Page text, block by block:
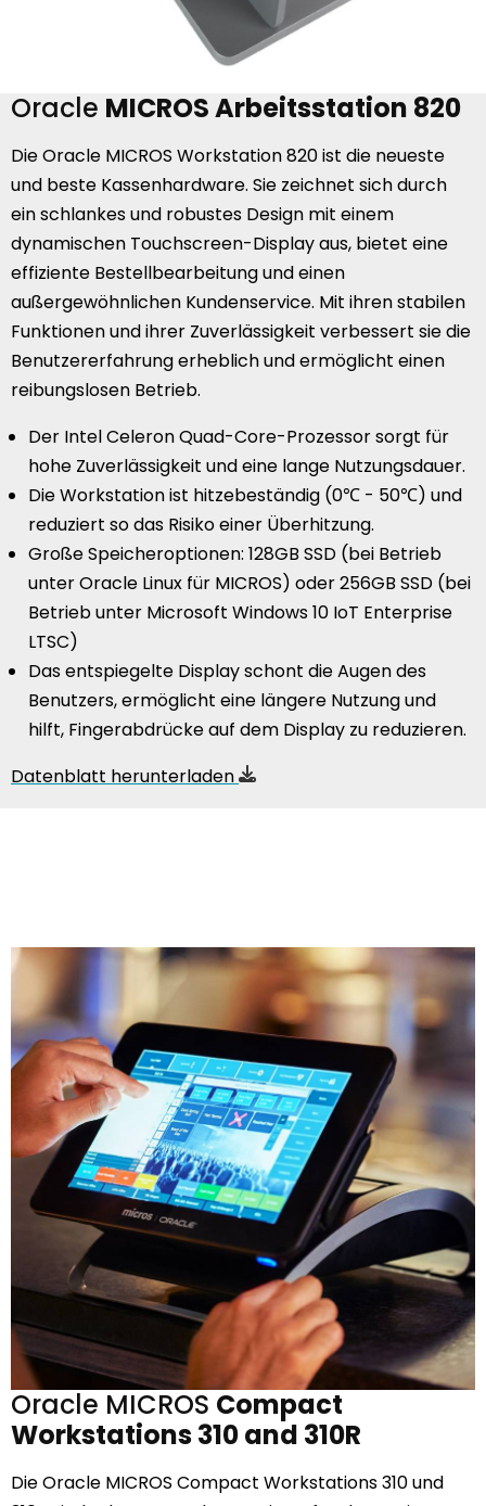
Oracle MICROSArbeitsstation 820
Die Oracle MICROS Workstation 820 ist die neueste
und beste Kassenhardware. Sie zeichnet sich durch
ein schlankes und robustes Design mit einem
dynamischen Touchscreen-Display aus, bietet eine
effiziente Bestellbearbeitung und einen
außergewöhnlichen Kundenservice. Mit ihren stabilen
Funktionen und ihrer Zuverlässigkeit verbessert sie die
Benutzererfahrung erheblich und ermöglicht einen
reibungslosen Betrieb.
Der Intel Celeron Quad-Core-Prozessor sorgt für
hohe Zuverlässigkeit und eine lange Nutzungsdauer.
Die Workstation ist hitzebeständig (0℃ - 50℃) und
reduziert so das Risiko einer Überhitzung.
Große Speicheroptionen: 128GB SSD (bei Betrieb
unter Oracle Linux für MICROS) oder 256GB SSD (bei
Betrieb unter Microsoft Windows 10 IoT Enterprise
LTSC)
Das entspiegelte Display schont die Augen des
Benutzers, ermöglicht eine längere Nutzung und
hilft, Fingerabdrücke auf dem Display zu reduzieren.
Datenblatt herunterladen
Oracle MICROS Compact
Workstations 310 and 310R
Die Oracle MICROS Compact Workstations 310 und